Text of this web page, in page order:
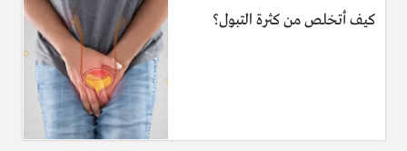
كيف أتخلص من كثرة التبول؟